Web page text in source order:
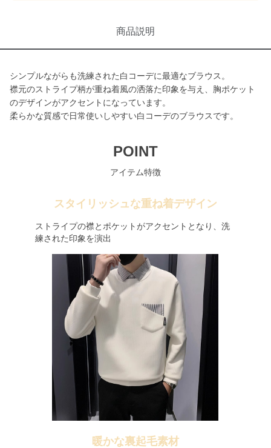
商品説明
シンプルながらも洗練された白コーデに最適なブラウス。
襟元のストライプ柄が重ね着風の洒落た印象を与え、胸ポケット
のデザインがアクセントになっています。
柔らかな質感で日常使いしやすい白コーデのブラウスです。
POINT
アイテム特徴
スタイリッシュな重ね着デザイン
ストライプの襟とポケットがアクセントとなり、洗
練された印象を演出
暖かな裏起毛素材